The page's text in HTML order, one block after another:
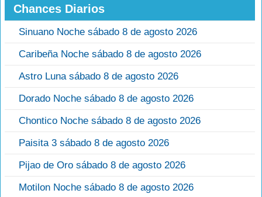
Chances Diarios
Sinuano Noche sábado 8 de agosto 2026
Caribeña Noche sábado 8 de agosto 2026
Astro Luna sábado 8 de agosto 2026
Dorado Noche sábado 8 de agosto 2026
Chontico Noche sábado 8 de agosto 2026
Paisita 3 sábado 8 de agosto 2026
Pijao de Oro sábado 8 de agosto 2026
Motilon Noche sábado 8 de agosto 2026